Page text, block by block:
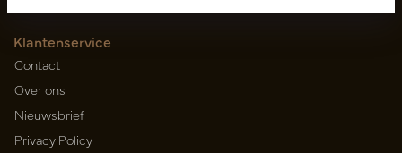
Klantenservice
Contact
Over ons
Nieuwsbrief
Privacy Policy